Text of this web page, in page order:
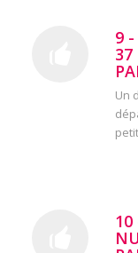
9 -
37
Un
10